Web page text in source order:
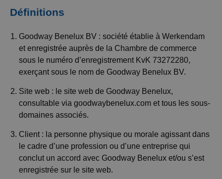
Définitions
Goodway Benelux BV : société établie à Werkendam
et enregistrée auprès de la Chambre de commerce
sous le numéro d’enregistrement KvK 73272280,
exerçant sous le nom de Goodway Benelux BV.
Site web : le site web de Goodway Benelux,
consultable via goodwaybenelux.com et tous les sous-
domaines associés.
Client : la personne physique ou morale agissant dans
le cadre d’une profession ou d’une entreprise qui
conclut un accord avec Goodway Benelux et/ou s’est
enregistrée sur le site web.